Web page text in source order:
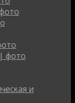
фото
и